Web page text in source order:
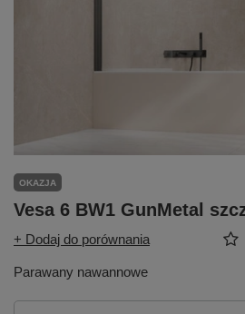
OKAZJA
Vesa 6 BW1 GunMetal
+ Dodaj do porównania
Parawany nawannowe